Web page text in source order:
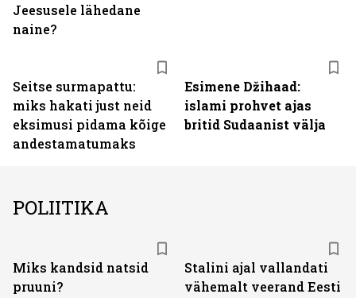
Jeesusele lähedane
naine?
Seitse surmapattu:
miks hakati just neid
eksimusi pidama kõige
andestamatumaks
Esimene Džihaad:
islami prohvet ajas
britid Sudaanist välja
POLIITIKA
Miks kandsid natsid
pruuni?
Stalini ajal vallandati
vähemalt veerand Eesti